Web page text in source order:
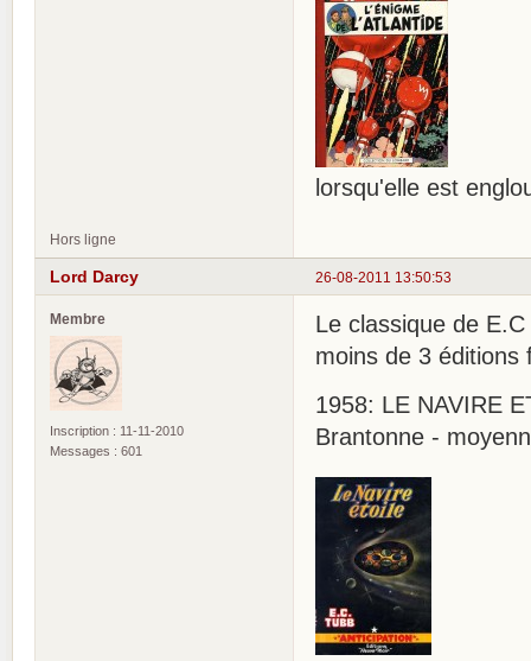
lorsqu'elle est
Hors ligne
26-08-2011 13:50:53
Lord Darcy
Membre
Inscription : 11-11-2010
Messages : 601
Le classique de
moins de 3 éditions
1958: LE NAVIRE
Brantonne -